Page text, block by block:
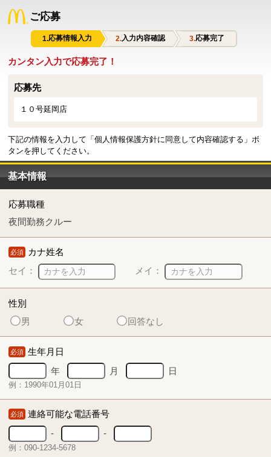
ご応募
応募情報入力 入力内容確認 応募完了
カンタン入力で応募完了！
応募先
１０号延岡店
下記の情報を入力して「個人情報保護方針に同意して内容確認する」ボ
タンを押してください。
基本情報
応募職種
夜間勤務クルー
必須 カナ姓名
セイ：
メイ：
性別
男
女 回答なし
必須 生年月日
年
月 日
例：1990年01月01日
必須 連絡可能な電話番号
-
-
例：090-1234-5678